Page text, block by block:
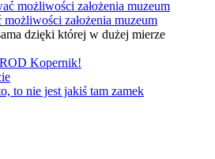
założenia muzeum
dzięki której w dużej mierze
Kopernik!
to nie jest jakiś tam zamek